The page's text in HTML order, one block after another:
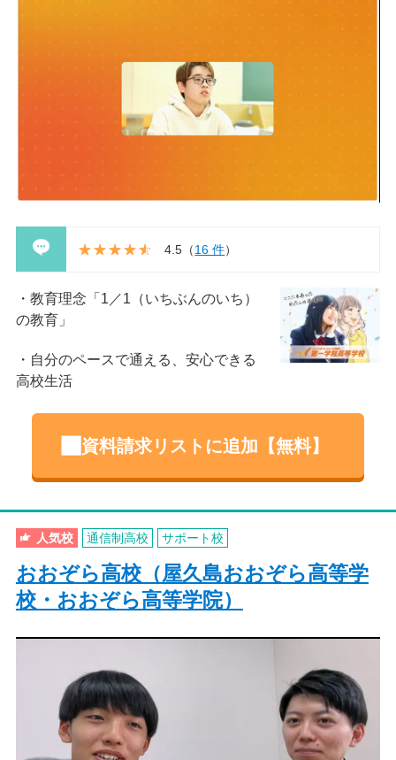
4.5 （16 件）
教育理念「1／1（いちぶんのいち）
の教育」
自分のペースで通える、安心できる
高校生活
資料請求リストに追加【無料】
人気校 通信制高校 サポート校
おおぞら高校（屋久島おおぞら高等学
校・おおぞら高等学院）